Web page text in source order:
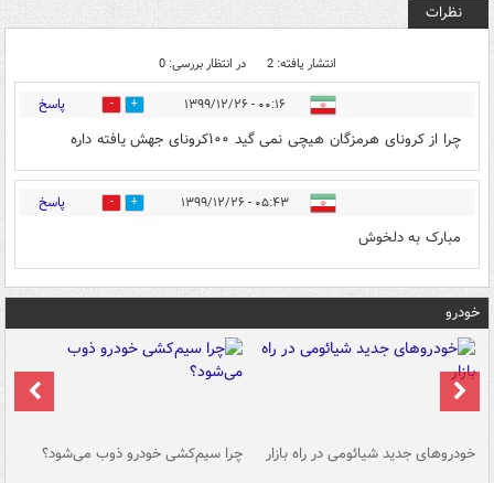
نظرات
انتشار یافته: 2 در انتظار بررسی: 0
۰۰:۱۶ - ۱۳۹۹/۱۲/۲۶ 0 پاسخ
چرا از کرونای هرمزگان هیچی نمی گید ۱۰۰کرونای جهش یافته داره
۰۵:۴۳ - ۱۳۹۹/۱۲/۲۶ 0 پاسخ
مبارک به دلخوش
خودرو
خودروهای جدید شیائومی در راه بازار چرا سیم‌کشی خودرو ذوب می‌شود؟